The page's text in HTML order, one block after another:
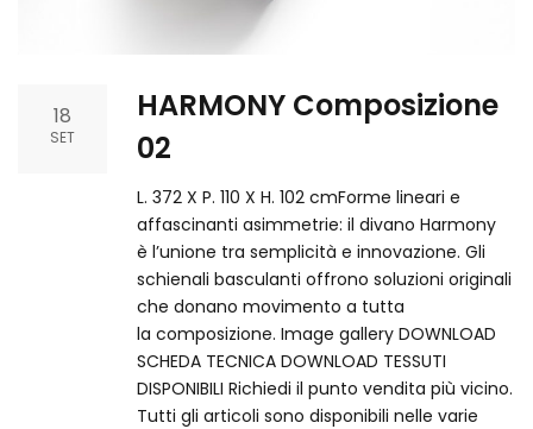
18
SET
HARMONY Composizione
02
L. 372 X P. 110 X H. 102 cmForme lineari e
affascinanti asimmetrie: il divano Harmony
è l’unione tra semplicità e innovazione. Gli
schienali basculanti offrono soluzioni originali
che donano movimento a tutta
la composizione. Image gallery DOWNLOAD
SCHEDA TECNICA DOWNLOAD TESSUTI
DISPONIBILI Richiedi il punto vendita più vicino.
Tutti gli articoli sono disponibili nelle varie